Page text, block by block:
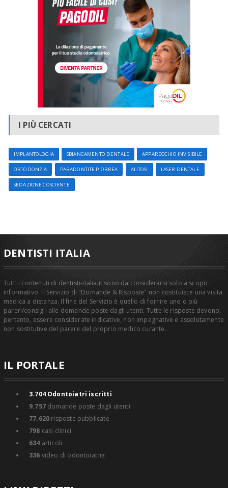
I PIÙ CERCATI
IMPLANTOLOGIA SBIANCAMENTO DENTALE APPARECCHIO INVISIBILE
ORTODONZIA PARADONTITE PIORREA ALITOSI LASER DENTALE
SEDAZIONE COSCIENTE
DENTISTI ITALIA
Tutti i contenuti di dentisti-italia.it sono da considerarsi solo a scopo
informativo. Il Servizio di "Domande & Risposte" non costituisce una visita
medica a distanza. Il fine del Servizio è quello di fornire uno o più
pareri/consigli alle domande poste dagli utenti. Tutte le risposte devono,
pertanto, essere considerate indicative, non impegnative e assolutamente
non sostitutive del parere del proprio medico curante.
IL PORTALE
3.704Odontoiatri iscritti
9.757domande poste dagli utenti
77.620 risposte pubblicate
798 casi clinici
634 articoli
336 video di odontoiatria